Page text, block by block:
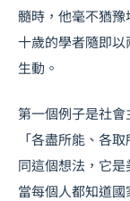
髓時，他毫不猶豫
十歲的學者隨即
生動。
第一個例子是社
「各盡所能、各
同這個想法，它是
當每個人都知道